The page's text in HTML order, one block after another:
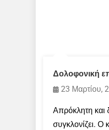
Δολοφονική
23 Μαρτίου,
Απρόκλητη και
συγκλονίζει. Ο